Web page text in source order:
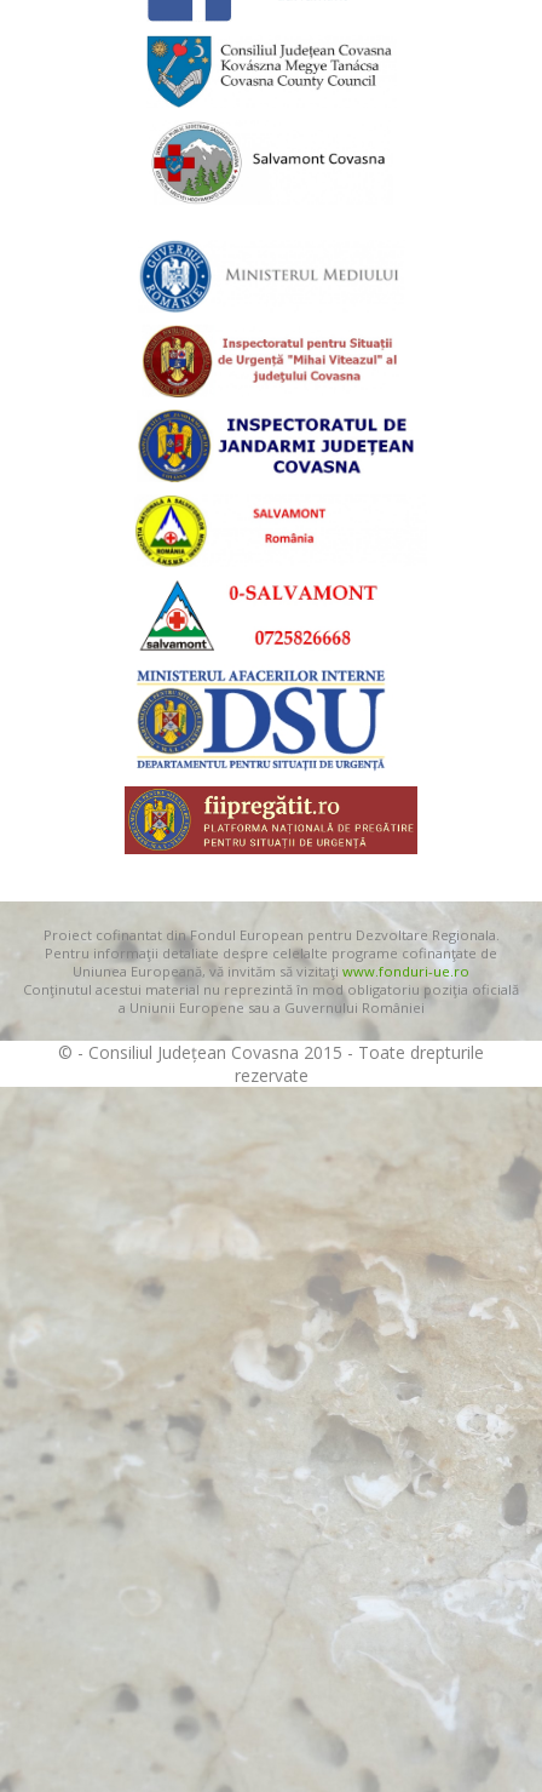
Proiect cofinantat din Fondul European pentru Dezvoltare Regionala.
Pentru informaţii detaliate despre celelalte programe cofinanţate de
Uniunea Europeană, vă invităm să vizitaţi www.fonduri-ue.ro
Conţinutul acestui material nu reprezintă în mod obligatoriu poziţia oficială
a Uniunii Europene sau a Guvernului României
© - Consiliul Județean Covasna 2015 - Toate drepturile
rezervate